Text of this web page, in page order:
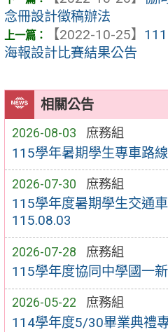
相關公告
2026-08-03 庶務組
115學年暑期學生專車路
2026-07-30 庶務組
115學年度暑期學生交通
115.08.03
2026-07-28 庶務組
115學年度協同中學國一
2026-05-22 庶務組
114學年度5/30畢業典禮
念冊設計徵稿辦法
【2022-10-25】
海報設計比賽結果公告